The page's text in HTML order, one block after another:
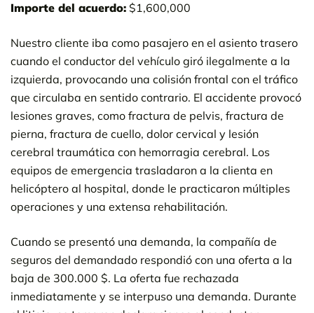
Importe del acuerdo: $1,600,000
Nuestro cliente iba como pasajero en el asiento trasero
cuando el conductor del vehículo giró ilegalmente a la
izquierda, provocando una colisión frontal con el tráfico
que circulaba en sentido contrario. El accidente provocó
lesiones graves, como fractura de pelvis, fractura de
pierna, fractura de cuello, dolor cervical y lesión
cerebral traumática con hemorragia cerebral. Los
equipos de emergencia trasladaron a la clienta en
helicóptero al hospital, donde le practicaron múltiples
operaciones y una extensa rehabilitación.
Cuando se presentó una demanda, la compañía de
seguros del demandado respondió con una oferta a la
baja de 300.000 $. La oferta fue rechazada
inmediatamente y se interpuso una demanda. Durante